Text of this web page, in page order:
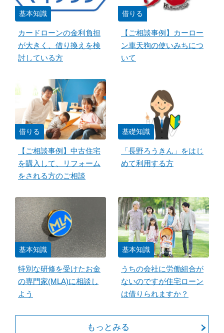
基本知識
カードローンの金利負担
が大きく、借り換えを検
討している方
借りる
【ご相談事例】カーロー
ン車天狗の使いみちにつ
いて
借りる
【ご相談事例】中古住宅
を購入して、リフォーム
をされる方のご相談
基礎知識
「長野ろうきん」をはじ
めて利用する方
基本知識
特別な研修を受けたお金
の専門家(MLA)に相談し
よう
基本知識
うちの会社に労働組合が
ないのですが住宅ローン
は借りられますか？
もっとみる